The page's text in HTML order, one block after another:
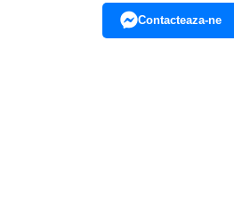
Contacteaza-ne